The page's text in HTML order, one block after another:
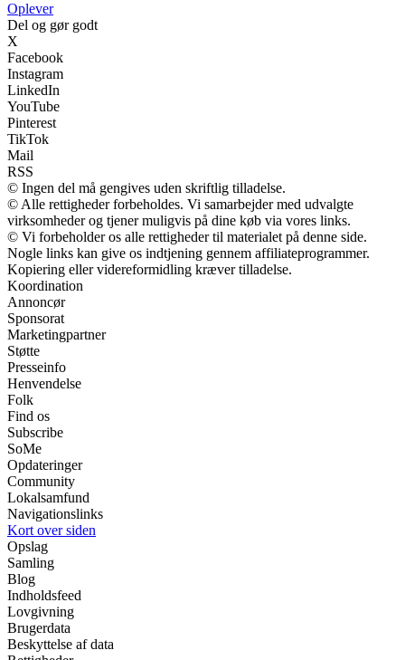
Oplever
Del og gør godt
X
Facebook
Instagram
LinkedIn
YouTube
Pinterest
TikTok
Mail
RSS
© Ingen del må gengives uden skriftlig tilladelse.
© Alle rettigheder forbeholdes. Vi samarbejder med udvalgte
virksomheder og tjener muligvis på dine køb via vores links.
© Vi forbeholder os alle rettigheder til materialet på denne side.
Nogle links kan give os indtjening gennem affiliateprogrammer.
Kopiering eller videreformidling kræver tilladelse.
Koordination
Annoncør
Sponsorat
Marketingpartner
Støtte
Presseinfo
Henvendelse
Folk
Find os
Subscribe
SoMe
Opdateringer
Community
Lokalsamfund
Navigationslinks
Kort over siden
Opslag
Samling
Blog
Indholdsfeed
Lovgivning
Brugerdata
Beskyttelse af data